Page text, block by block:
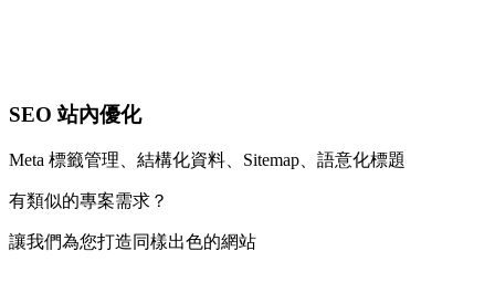
SEO 站內優化
Meta 標籤管理、結構化資料、Sitemap、語意化標題
有類似的專案需求？
讓我們為您打造同樣出色的網站